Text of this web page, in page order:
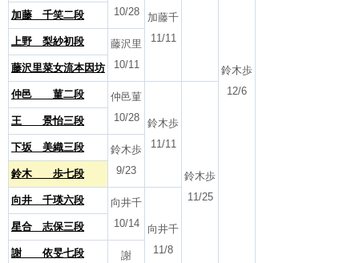
鈴木歩
12/6
10/28
加藤千
11/11
加藤 千笑二段
上野 梨紗初段
藤沢里
10/11
藤沢里菜女流本因坊
仲邑 菫二段
仲邑菫
10/28
鈴木歩
11/11
鈴木歩
11/25
王 景怡三段
下坂 美織三段
鈴木歩
9/23
鈴木 歩七段
向井 千瑛六段
向井千
10/14
向井千
11/8
星合 志保三段
謝 依旻七段
謝